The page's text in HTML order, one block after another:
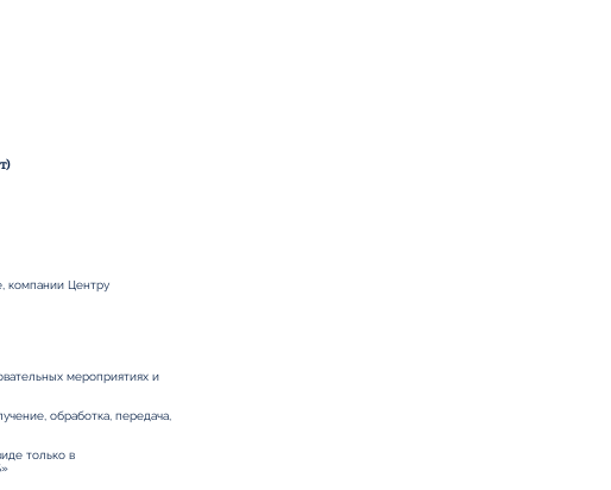
компании Центру
мероприятиях и
обработка, передача,
только в